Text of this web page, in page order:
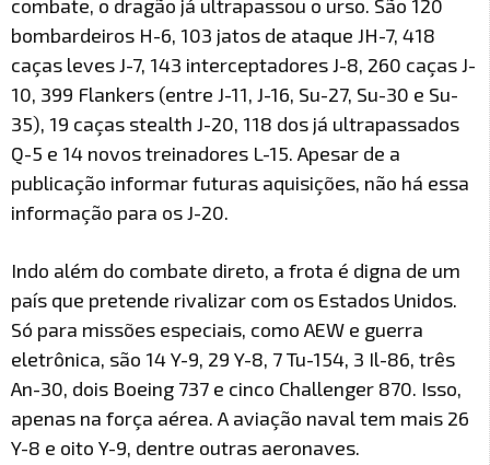
combate, o dragão já ultrapassou o urso. São 120
bombardeiros H-6, 103 jatos de ataque JH-7, 418
caças leves J-7, 143 interceptadores J-8, 260 caças J-
10, 399 Flankers (entre J-11, J-16, Su-27, Su-30 e Su-
35), 19 caças stealth J-20, 118 dos já ultrapassados
Q-5 e 14 novos treinadores L-15. Apesar de a
publicação informar futuras aquisições, não há essa
informação para os J-20.
Indo além do combate direto, a frota é digna de um
país que pretende rivalizar com os Estados Unidos.
Só para missões especiais, como AEW e guerra
eletrônica, são 14 Y-9, 29 Y-8, 7 Tu-154, 3 Il-86, três
An-30, dois Boeing 737 e cinco Challenger 870. Isso,
apenas na força aérea. A aviação naval tem mais 26
Y-8 e oito Y-9, dentre outras aeronaves.